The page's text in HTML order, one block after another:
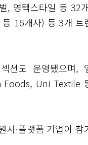
, 영텍스타일 등 32
16개사) 등 3개 트
션도 운영됐으며,
Foods, Uni Textile
사·플랫폼 기업이 참